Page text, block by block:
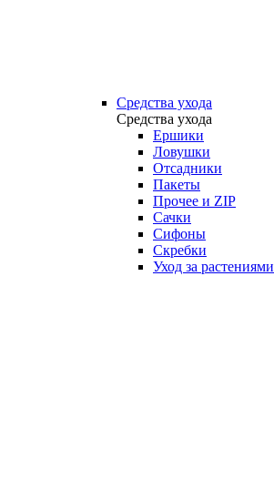
Средства ухода
Средства ухода
Ершики
Ловушки
Отсадники
Пакеты
Прочее и ZIP
Сачки
Сифоны
Скребки
Уход за растениями